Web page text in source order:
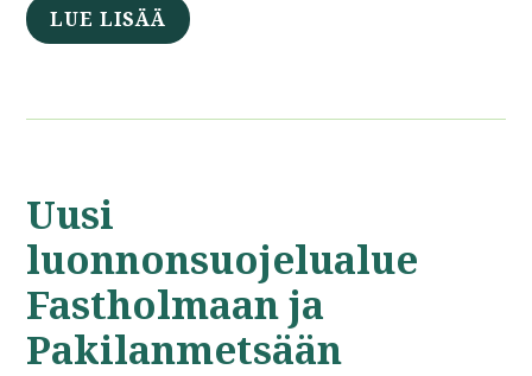
LUE LISÄÄ
Uusi
luonnonsuojelualue
Fastholmaan ja
Pakilanmetsään